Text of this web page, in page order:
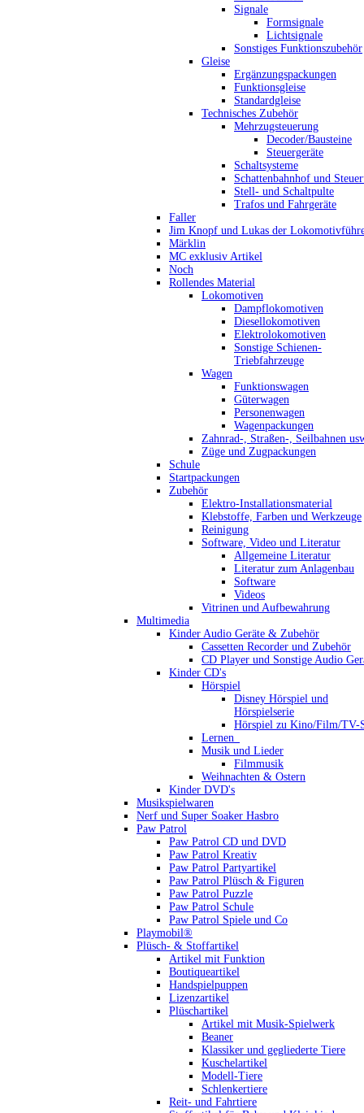
Signale
Formsignale
Lichtsignale
Sonstiges Funktionszubehör
Gleise
Ergänzungspackungen
Funktionsgleise
Standardgleise
Technisches Zubehör
Mehrzugsteuerung
Decoder/Bausteine
Steuergeräte
Schaltsysteme
Schattenbahnhof und
Stell- und Schaltpulte
Trafos und Fahrgeräte
Faller
Jim Knopf und Lukas der
Märklin
MC exklusiv Artikel
Noch
Rollendes Material
Lokomotiven
Dampflokomotiven
Diesellokomotiven
Elektrolokomotiven
Sonstige Schienen-
Triebfahrzeuge
Wagen
Funktionswagen
Güterwagen
Personenwagen
Wagenpackungen
Zahnrad-, Straßen-, Seilbahnen
Züge und Zugpackungen
Schule
Startpackungen
Zubehör
Elektro-Installationsmaterial
Klebstoffe, Farben und Werkzeuge
Reinigung
Software, Video und Literatur
Allgemeine Literatur
Literatur zum Anlagenbau
Software
Videos
Vitrinen und Aufbewahrung
Multimedia
Kinder Audio Geräte & Zubehör
Cassetten Recorder und Zubehör
CD Player und Sonstige Audio
Kinder CD's
Hörspiel
Disney Hörspiel und
Hörspielserie
Hörspiel zu Kino/Film/TV-
Lernen_
Musik und Lieder
Filmmusik
Weihnachten & Ostern
Kinder DVD's
Musikspielwaren
Nerf und Super Soaker Hasbro
Paw Patrol
Paw Patrol CD und DVD
Paw Patrol Kreativ
Paw Patrol Partyartikel
Paw Patrol Plüsch & Figuren
Paw Patrol Puzzle
Paw Patrol Schule
Paw Patrol Spiele und Co
Playmobil®
Plüsch- & Stoffartikel
Artikel mit Funktion
Boutiqueartikel
Handspielpuppen
Lizenzartikel
Plüschartikel
Artikel mit Musik-Spielwerk
Beaner
Klassiker und gegliederte Tiere
Kuschelartikel
Modell-Tiere
Schlenkertiere
Reit- und Fahrtiere